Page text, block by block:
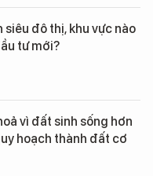
siêu đô thị, khu vực nào
tư mới?
vì đất sinh sống hơn
hoạch thành đất cơ